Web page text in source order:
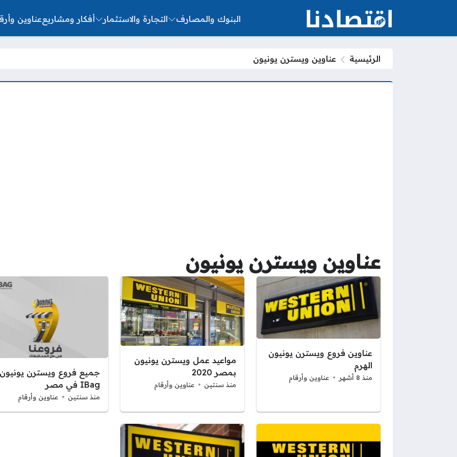
البنوك والمصارف التجارة والاستثمار أفكار ومشاريععناوين
الرئيسية عناوين ويسترن يونيون
عناوين ويسترن يونيون
عناوين فروع ويسترن يونيون
الهرم
منذ 8 أشهر عناوين وأرقام
مواعيد عمل ويسترن يونيون
بمصر 2020
منذ سنتين عناوين وأرقام
جميع فروع ويسترن يونيون
IBag في مصر
منذ سنتين عناوين وأرقام